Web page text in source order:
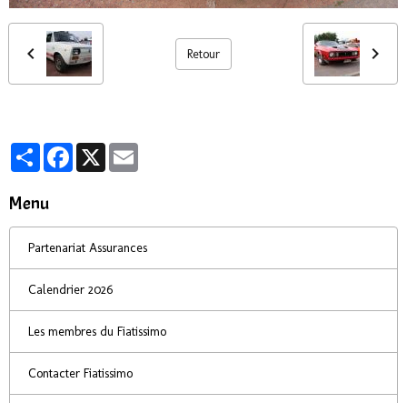
Retour
PartagerFacebook
X
Menu
Partenariat Assurances
Calendrier 2026
Les membres du Fiatissimo
Contacter Fiatissimo